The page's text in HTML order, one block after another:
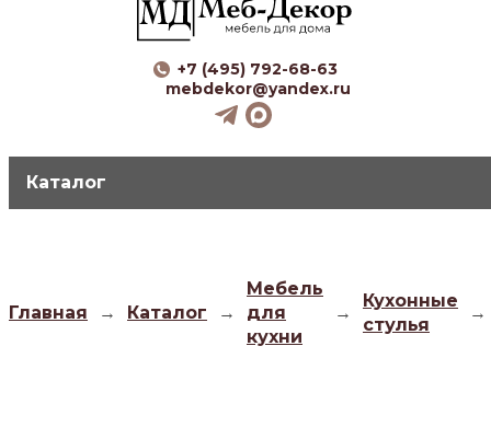
+7 (495) 792-68-63
mebdekor@yandex.ru
Каталог
Главная → Каталог →
Мебель
для
кухни
→
Кухонные
стулья
→